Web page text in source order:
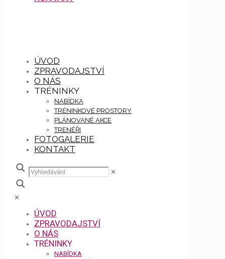
ÚVOD
ZPRAVODAJSTVÍ
O NÁS
TRÉNINKY
NABÍDKA
TRÉNINKOVÉ PROSTORY
PLÁNOVANÉ AKCE
TRENÉŘI
FOTOGALERIE
KONTAKT
✕
✕
ÚVOD
ZPRAVODAJSTVÍ
O NÁS
TRÉNINKY
NABÍDKA